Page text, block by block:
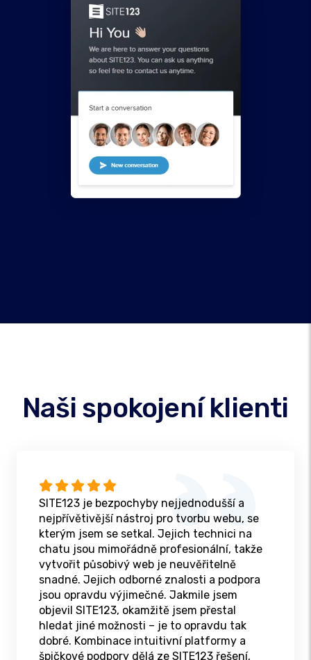
Naši spokojení klienti
SITE123 je bezpochyby nejjednodušší a
nejpřívětivější nástroj pro tvorbu webu, se
kterým jsem se setkal. Jejich technici na
chatu jsou mimořádně profesionální, takže
vytvořit působivý web je neuvěřitelně
snadné. Jejich odborné znalosti a podpora
jsou opravdu výjimečné. Jakmile jsem
objevil SITE123, okamžitě jsem přestal
hledat jiné možnosti – je to opravdu tak
dobré. Kombinace intuitivní platformy a
špičkové podpory dělá ze SITE123 řešení,